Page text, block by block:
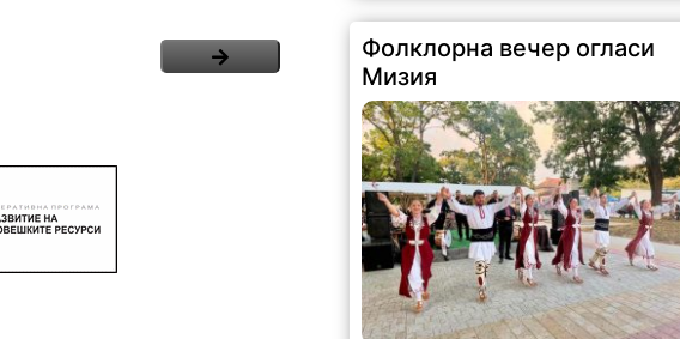
Фолклорна вечер огласи
Мизия